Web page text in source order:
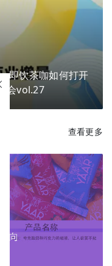
即饮茶咖如何打开
会vol.27
查看更多